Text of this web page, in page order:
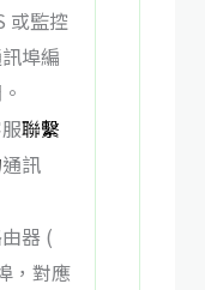
或監控
埠編
聯繫
通訊
器 (
，對應